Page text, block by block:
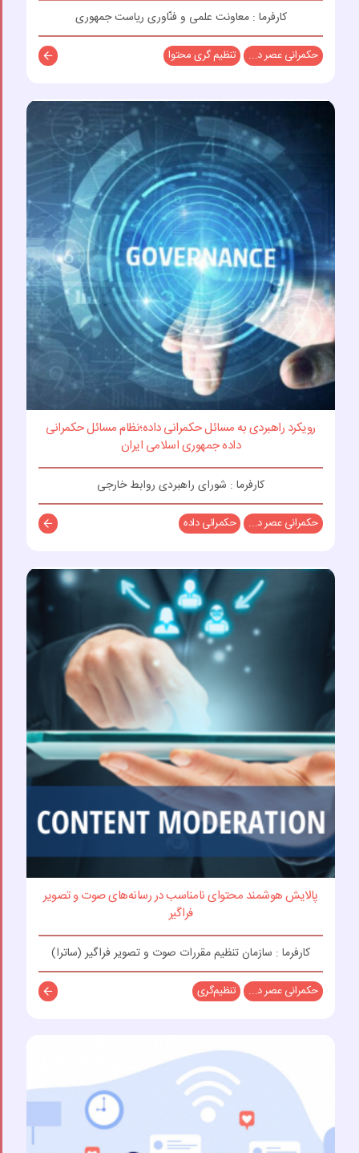
کارفرما : معاونت علمی و فنّاوری ریاست جمهوری
حکمرانی عصر د... تنظیم گری محتوا
رویکرد راهبردی به مسائل حکمرانی داده؛نظام مسائل حکمرانی
داده جمهوری اسلامی ایران
کارفرما : شورای راهبردی روابط خارجی
حکمرانی عصر د... حکمرانی داده
پالایش هوشمند محتوای نامناسب در رسانه‌های صوت و تصویر
فراگیر
کارفرما : سازمان تنظیم مقررات صوت و تصویر فراگیر (ساترا)
حکمرانی عصر د... تنظیم‌گری